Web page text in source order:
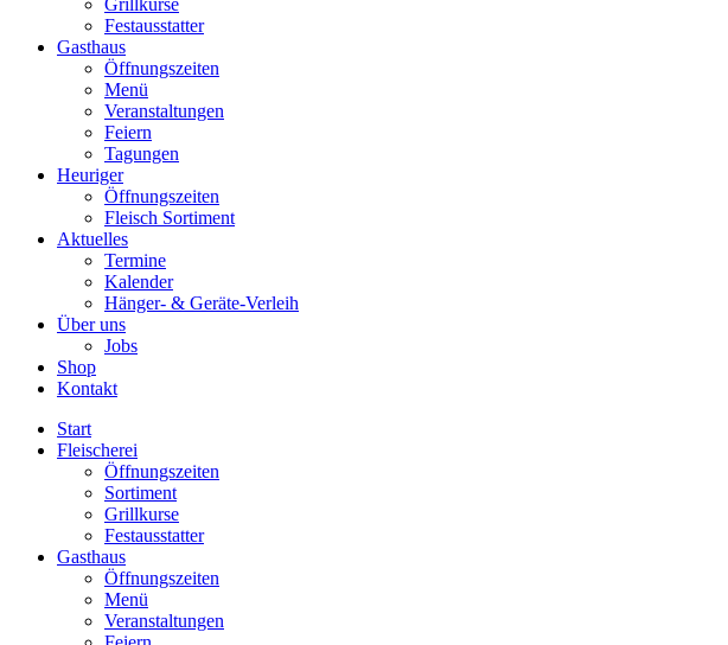
Grillkurse
Festausstatter
Gasthaus
Öffnungszeiten
Menü
Veranstaltungen
Feiern
Tagungen
Heuriger
Öffnungszeiten
Fleisch Sortiment
Aktuelles
Termine
Kalender
Hänger- & Geräte-Verleih
Über uns
Jobs
Shop
Kontakt
Start
Fleischerei
Öffnungszeiten
Sortiment
Grillkurse
Festausstatter
Gasthaus
Öffnungszeiten
Menü
Veranstaltungen